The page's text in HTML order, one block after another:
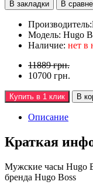
В закладки В
Производитель:
Модель: Hugo
Наличие: нет в
11889 грн.
10700 грн.
Купить в 1 клик В
Описание
Краткая
Мужские часы Hugo
бренда Hugo Boss